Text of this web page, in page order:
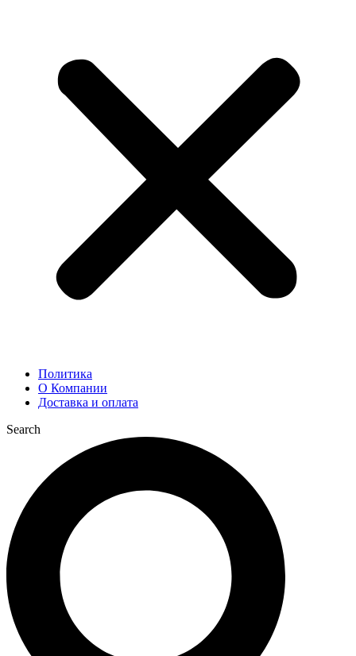
Политика
О Компании
Доставка и оплата
Search